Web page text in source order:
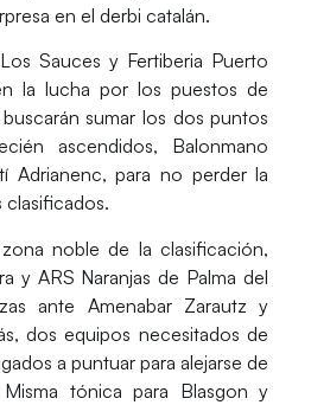
en el derbi catalán.
Sauces y Fertiberia Puerto
la lucha por los puestos de
sumar los dos puntos
ascendidos, Balonmano
Adrianenc, para no perder la
clasificados.
noble de la clasificación,
y ARS Naranjas de Palma del
ante Amenabar Zarautzy
, dos equipos necesitados de
a puntuar para alejarse de
tónica para Blasgon y